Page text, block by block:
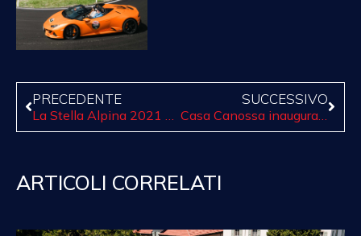
PRECEDENTE
La Stella Alpina 2021 è iniziata!
SUCCESSIVO
Casa Canossa inaugura le Sunset Experience!
ARTICOLI CORRELATI